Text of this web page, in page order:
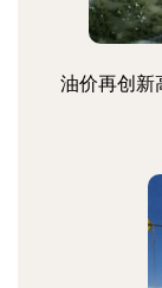
油价再创新